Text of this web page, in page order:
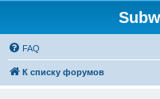
FAQ
К списку форумов